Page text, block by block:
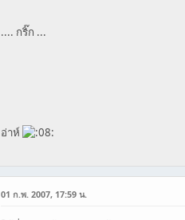
.... กริ๊ก ...
อ่าห์
01 ก.พ. 2007, 17:59 น.